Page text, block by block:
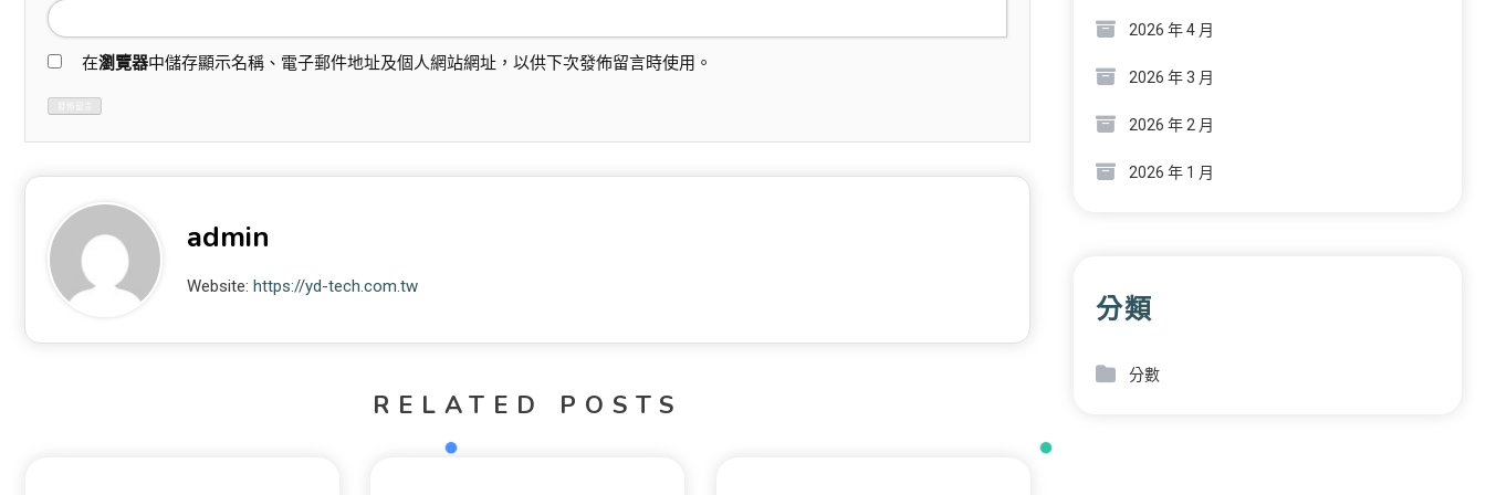
在瀏覽器中儲存顯示名稱、電子郵件地址及個人網站網址，以供下次發佈留言時使用。
admin
Website: https://yd-tech.com.tw
RELATED POSTS
2026 年 4 月
2026 年 3 月
2026 年 2 月
2026 年 1 月
分類
分數